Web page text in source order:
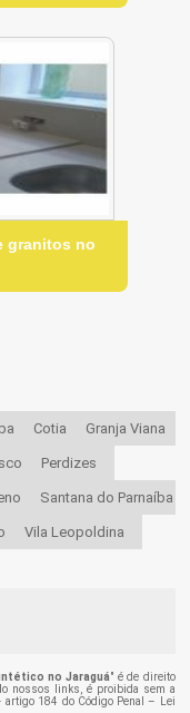
granitos no
Cotia Granja Viana
Perdizes
Santana do Parnaíba
Vila Leopoldina
no Jaraguá" é de direito
nossos links, é proibida sem a
artigo 184 do Código Penal –
Lei